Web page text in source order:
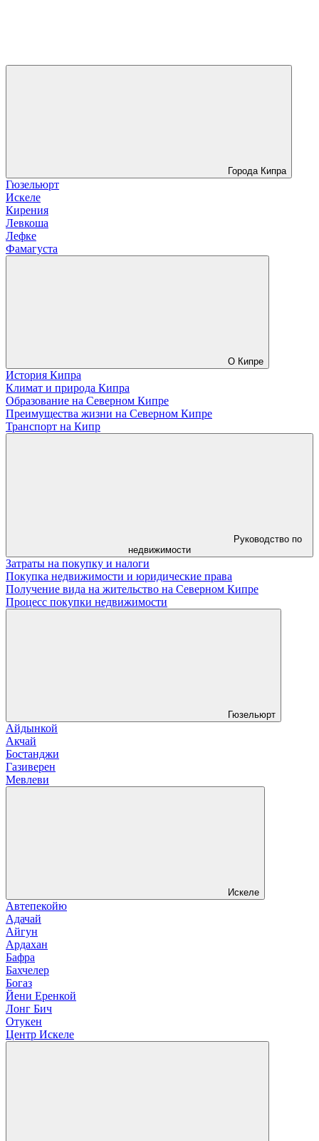
Города Кипра
Гюзельюрт
Искеле
Кирения
Левкоша
Лефке
Фамагуста
О Кипре
История Кипра
Климат и природа Кипра
Образование на Северном Кипре
Преимущества жизни на Северном Кипре
Транспорт на Кипр
Руководство по
недвижимости
Затраты на покупку и налоги
Покупка недвижимости и юридические права
Получение вида на жительство на Северном Кипре
Процесс покупки недвижимости
Гюзельюрт
Айдынкой
Акчай
Бостанджи
Газиверен
Мевлеви
Искеле
Автепекойю
Адачай
Айгун
Ардахан
Бафра
Бахчелер
Богаз
Йени Еренкой
Лонг Бич
Отукен
Центр Искеле